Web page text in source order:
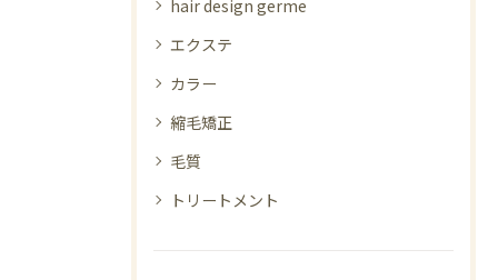
hair design germe
エクステ
カラー
縮毛矯正
毛質
トリートメント